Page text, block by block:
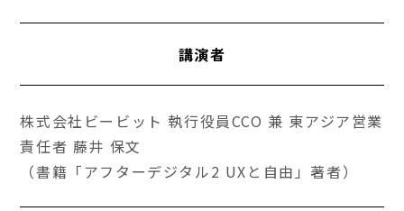
講演者
株式会社ビービット 執行役員CCO 兼 東アジア営業
責任者 藤井 保文
（書籍「アフターデジタル2 UXと自由」著者）